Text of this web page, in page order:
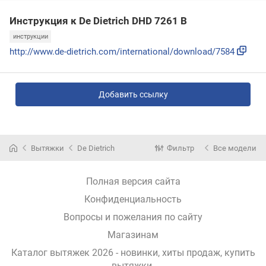
Инструкция к De Dietrich DHD 7261 B
инструкции
http://www.de-dietrich.com/international/download/7584
Добавить ссылку
Вытяжки De Dietrich Фильтр Все модели
Полная версия сайта
Конфиденциальность
Вопросы и пожелания по сайту
Магазинам
Каталог вытяжек 2026 - новинки, хиты продаж, купить